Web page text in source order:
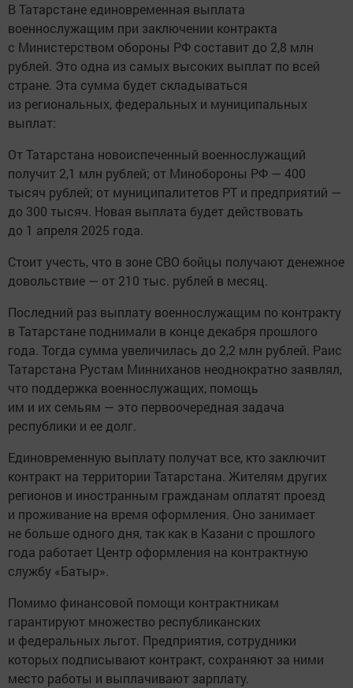
В Татарстане единовременная выплата
военнослужащим при заключении контракта
с Министерством обороны РФ составит до 2,8 млн
рублей. Это одна из самых высоких выплат по всей
стране. Эта сумма будет складываться
из региональных, федеральных и муниципальных
выплат:
От Татарстана новоиспеченный военнослужащий
получит 2,1 млн рублей; от Минобороны РФ — 400
тысяч рублей; от муниципалитетов РТ и предприятий —
до 300 тысяч. Новая выплата будет действовать
до 1 апреля 2025 года.
Стоит учесть, что в зоне СВО бойцы получают денежное
довольствие — от 210 тыс. рублей в месяц.
Последний раз выплату военнослужащим по контракту
в Татарстане поднимали в конце декабря прошлого
года. Тогда сумма увеличилась до 2,2 млн рублей. Раис
Татарстана Рустам Минниханов неоднократно заявлял,
что поддержка военнослужащих, помощь
им и их семьям — это первоочередная задача
республики и ее долг.
Единовременную выплату получат все, кто заключит
контракт на территории Татарстана. Жителям других
регионов и иностранным гражданам оплатят проезд
и проживание на время оформления. Оно занимает
не больше одного дня, так как в Казани с прошлого
года работает Центр оформления на контрактную
службу «Батыр».
Помимо финансовой помощи контрактникам
гарантируют множество республиканских
и федеральных льгот. Предприятия, сотрудники
которых подписывают контракт, сохраняют за ними
место работы и выплачивают зарплату.